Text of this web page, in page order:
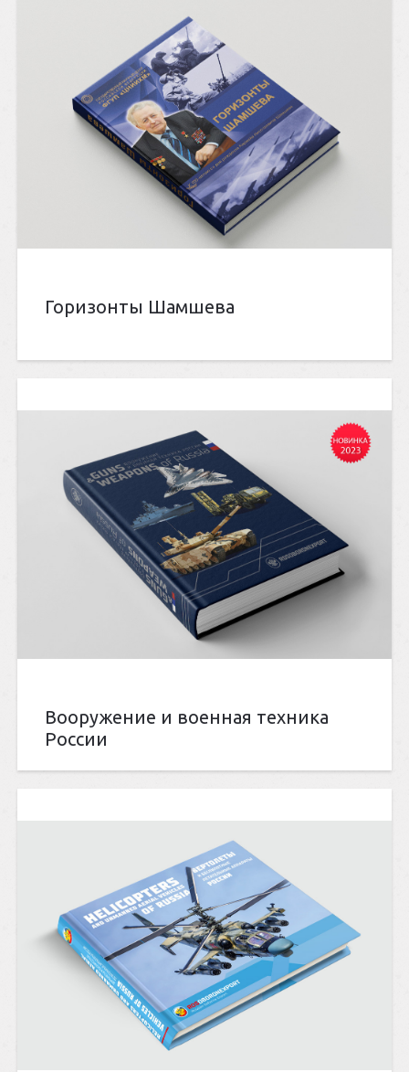
Горизонты Шамшева
Вооружение и военная техника
России